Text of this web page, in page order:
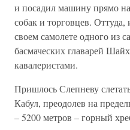
и посадил машину прямо
собак и торговцев. Оттуда,
своем самолете одного из
басмаческих главарей
кавалеристами.
Пришлось Слепневу
Кабул, преодолев на
– 5200 метров – горный